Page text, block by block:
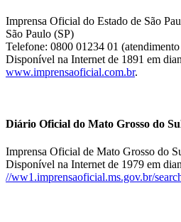
Imprensa Oficial do Estado de São
São Paulo (SP)
Telefone: 0800 01234 01 (atendimento
Disponível na Internet de 1891 em
www.imprensaoficial.com.br.
Diário Oficial do Mato Grosso do
Imprensa Oficial de Mato Grosso do
Disponível na Internet de 1979 em
//ww1.imprensaoficial.ms.gov.br/